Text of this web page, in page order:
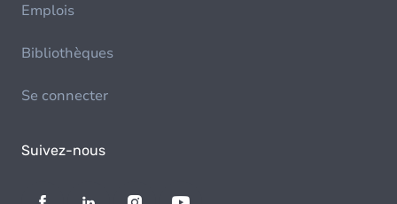
Emplois
Bibliothèques
Se connecter
Suivez-nous